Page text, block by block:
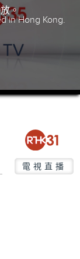
。
in Hong Kong.
電視直播